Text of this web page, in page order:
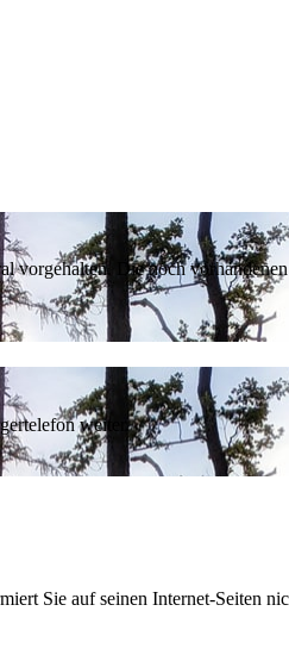
vorgehalten. Die noch
weiter.
Sie auf seinen Internet-Seiten